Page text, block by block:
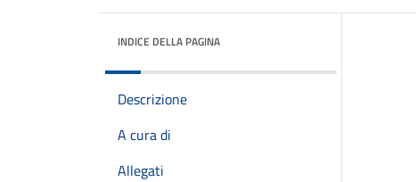
INDICE DELLA PAGINA
Descrizione
A cura di
Allegati